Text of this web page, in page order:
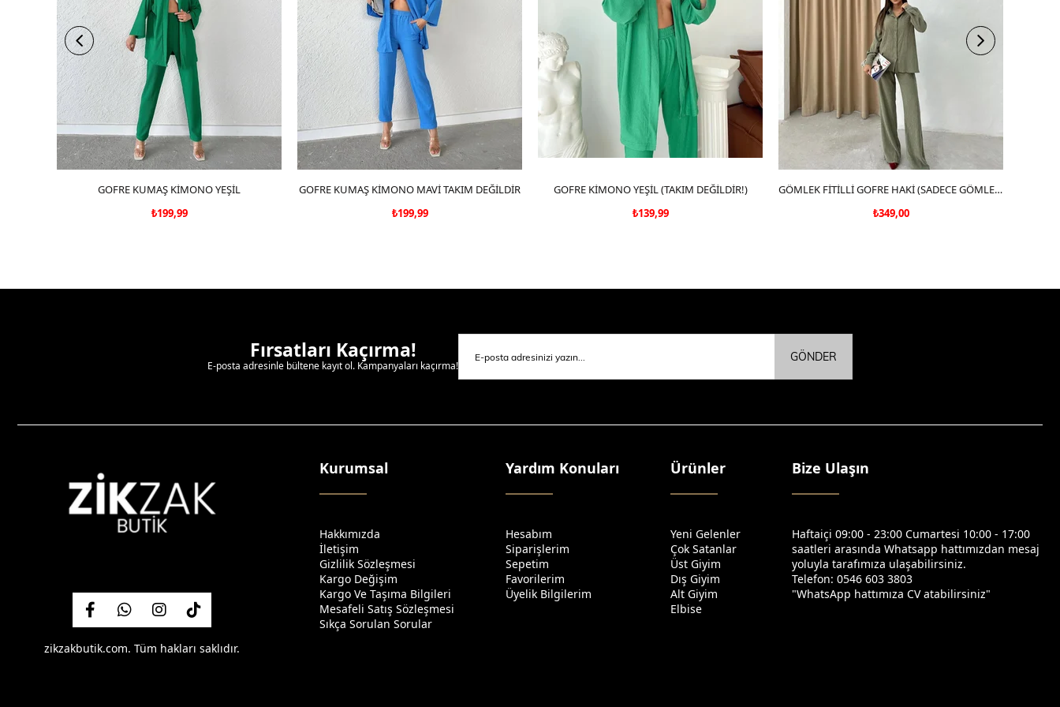
SEPETE EKLE
GOFRE KUMAŞ KİMONO YEŞİL
₺199,99
SEPETE EKLE
GOFRE KUMAŞ KİMONO MAVİ TAKIM DEĞİLDİR
₺199,99
SEPETE EKLE
GOFRE KİMONO YEŞİL (TAKIM DEĞİLDİR!)
₺139,99
SEPETE EKLE
GÖMLEK FİTİLLİ GOFRE HAKİ (SADECE GÖMLEK)
₺349,00
Fırsatları Kaçırma!
E-posta adresinle bültene kayıt ol. Kampanyaları kaçırma!
GÖNDER
zikzakbutik.com. Tüm hakları saklıdır.
Kurumsal
Hakkımızda
İletişim
Gizlilik Sözleşmesi
Kargo Değişim
Kargo Ve Taşıma Bilgileri
Mesafeli Satış Sözleşmesi
Sıkça Sorulan Sorular
Yardım Konuları
Hesabım
Siparişlerim
Sepetim
Favorilerim
Üyelik Bilgilerim
Ürünler
Yeni Gelenler
Çok Satanlar
Üst Giyim
Dış Giyim
Alt Giyim
Elbise
Bize Ulaşın
Haftaiçi 09:00 - 23:00 Cumartesi 10:00 - 17:00
saatleri arasında Whatsapp hattımızdan mesaj
yoluyla tarafımıza ulaşabilirsiniz.
Telefon: 0546 603 3803
"WhatsApp hattımıza CV atabilirsiniz"